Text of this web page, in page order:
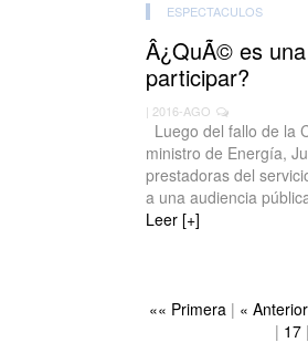
ESPECTACULOS
Â¿QuÃ© es
participar?
| 2016-AGO
Luego del fallo de la
ministro de Energía,
prestadoras del
a una audiencia
Leer [+]
«« Primera | « Anterior
| 17 |